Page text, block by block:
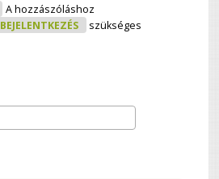
Terítéken A Közösségszervezés
Tartalommal Kapcsolatosan
A hozzászóláshoz
BEJELENTKEZÉS szükséges